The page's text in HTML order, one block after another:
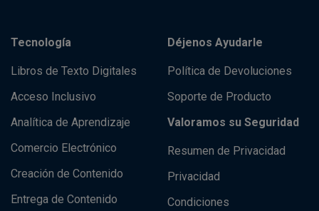
Tecnología
Libros de Texto Digitales
Acceso Inclusivo
Analítica de Aprendizaje
Comercio Electrónico
Creación de Contenido
Entrega de Contenido
Déjenos Ayudarle
Política de Devoluciones
Soporte de Producto
Valoramos su Seguridad
Resumen de Privacidad
Privacidad
Condiciones